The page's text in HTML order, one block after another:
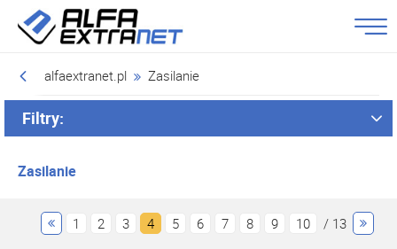
alfaextranet.pl Zasilanie
Filtry:
Zasilanie
1 2 3 4 5 6 7 8 9 10 / 13